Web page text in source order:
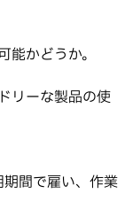
かどうか。
リーな製品の使
期間で雇い、作業